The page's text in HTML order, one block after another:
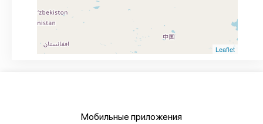
Leaflet
Мобильные приложения